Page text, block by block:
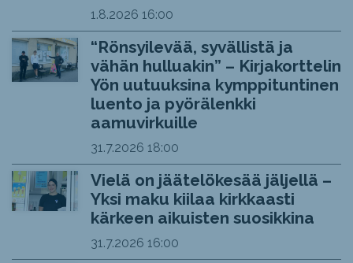
1.8.2026 16:00
“Rönsyilevää, syvällistä ja
vähän hulluakin” – Kirjakorttelin
Yön uutuuksina kymppituntinen
luento ja pyörälenkki
aamuvirkuille
31.7.2026 18:00
Vielä on jäätelökesää jäljellä –
Yksi maku kiilaa kirkkaasti
kärkeen aikuisten suosikkina
31.7.2026 16:00